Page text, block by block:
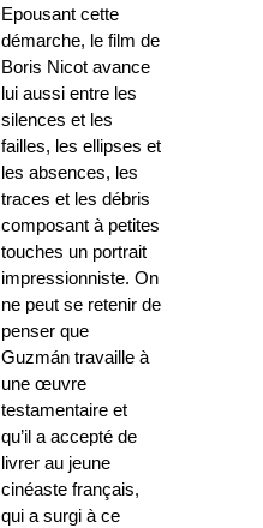
Epousant cette
démarche, le film de
Boris Nicot avance
lui aussi entre les
silences et les
failles, les ellipses et
les absences, les
traces et les débris
composant à petites
touches un portrait
impressionniste. On
ne peut se retenir de
penser que
Guzmán travaille à
une œuvre
testamentaire et
qu’il a accepté de
livrer au jeune
cinéaste français,
qui a surgi à ce